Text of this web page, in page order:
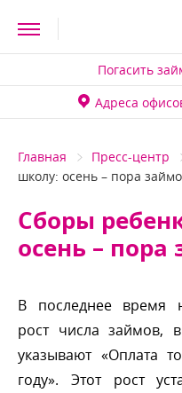
Погасить
Адреса
Главная Пресс-центр
школу: осень – пора
Сборы
осень –
последнее время
рост числа займов,
указывают «Оплата
оду». Этот рост